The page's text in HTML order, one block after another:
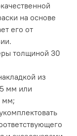
на основе
его от
толщиной 30
из
мм или
мм;